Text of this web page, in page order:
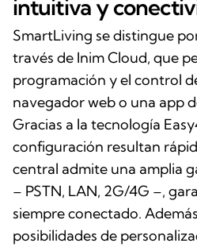
intuitiva y
SmartLiving se distingue
través de Inim Cloud, que
programación y el control
navegador web o una app
Gracias a la tecnología
configuración resultan
central admite una amplia
– PSTN, LAN, 2G/4G –,
siempre conectado.
posibilidades de